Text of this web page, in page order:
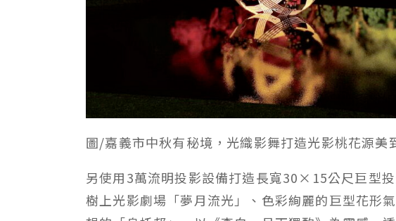
圖/嘉義市中秋有秘境，光織影舞打造光影桃花源美
另使用3萬流明投影設備打造長寬30×15公尺巨型
樹上光影劇場「夢月流光」、色彩絢麗的巨型花形